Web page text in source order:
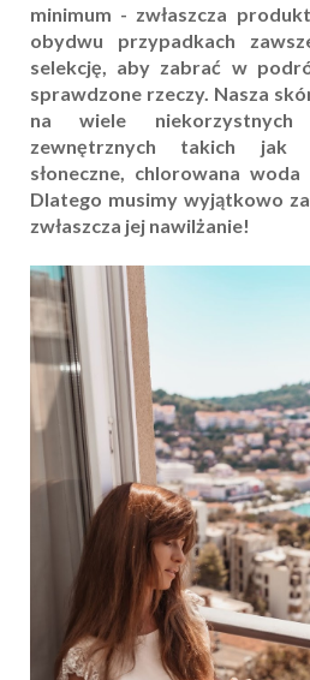
minimum - zwłaszcza
obydwu przypadkach
selekcję, aby zabrać w
sprawdzone rzeczy. Nasza
na wiele niekorzystnych
zewnętrznych takich jak
słoneczne, chlorowana
Dlatego musimy wyjątkowo
zwłaszcza jej nawilżanie!